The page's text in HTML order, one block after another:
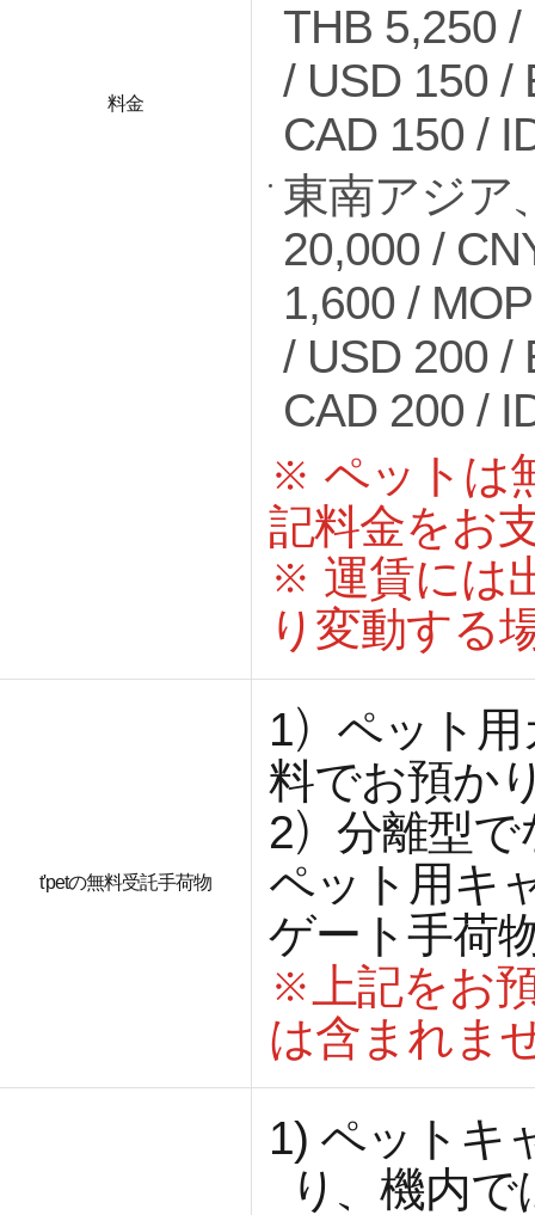
料金
THB 5,250
/ USD 150 /
CAD 150 /
東南アジア
20,000 /
1,600 /
/ USD 200 /
CAD 200 /
※ ペットは
記料金をお
※ 運賃には
り変動する
t'petの無料受託手荷物
1）ペット
料でお預か
2）分離型
ペット用キ
ゲート手荷
※上記をお
は含まれま
1) ペットキ
り、機内